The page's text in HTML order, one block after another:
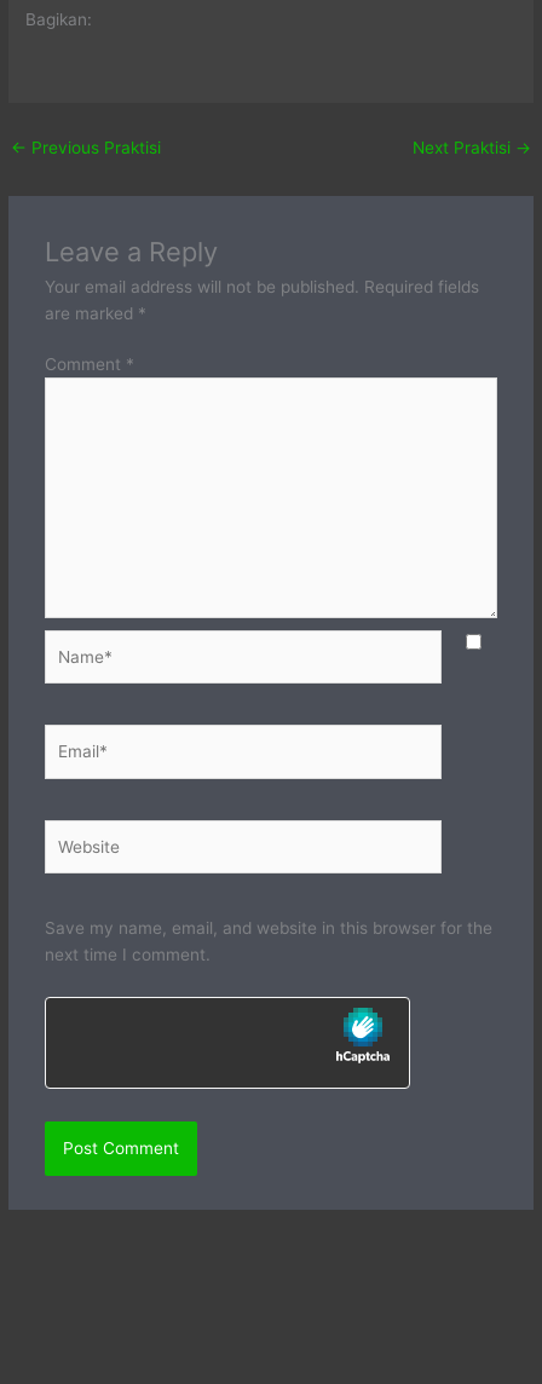
Bagikan:
← Previous Praktisi Next Praktisi →
Leave a Reply
Your email address will not be published.
Required fields
are marked *
Comment *
Save my name, email, and website in this browser for the
next time I comment.